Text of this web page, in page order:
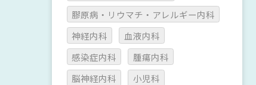
膠原病・リウマチ・アレルギー内科
神経内科
血液内科
感染症内科
腫瘍内科
脳神経内科
小児科